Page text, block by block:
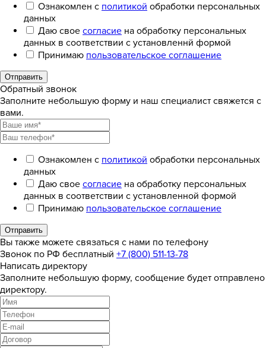
Ознакомлен с политикой обработки персональных
данных
Даю свое согласие на обработку персональных
данных в соответствии с установленнй формой
Принимаю пользовательское соглашение
Отправить
Обратный звонок
Заполните небольшую форму и наш специалист свяжется с
вами.
Ознакомлен с политикой обработки персональных
данных
Даю свое согласие на обработку персональных
данных в соответствии с установленной формой
Принимаю пользовательское соглашение
Отправить
Вы также можете связаться с нами по телефону
Звонок по РФ бесплатный +7 (800) 511-13-78
Написать директору
Заполните небольшую форму, сообщение будет отправлено
директору.